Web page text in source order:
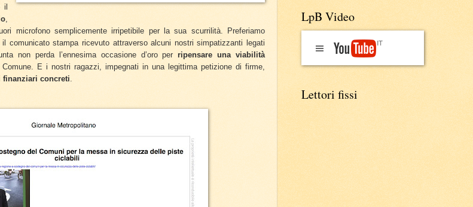
il
microfono semplicemente irripetibile per la sua scurrilità. Preferiamo
comunicato stampa ricevuto attraverso alcuni nostri simpatizzanti legati
non perda l’ennesima occasione d’oro perripensare una viabilità
E i nostri ragazzi, impegnati in una legittima petizione di firme,
finanziari concreti
LpB Video
Lettori fissi